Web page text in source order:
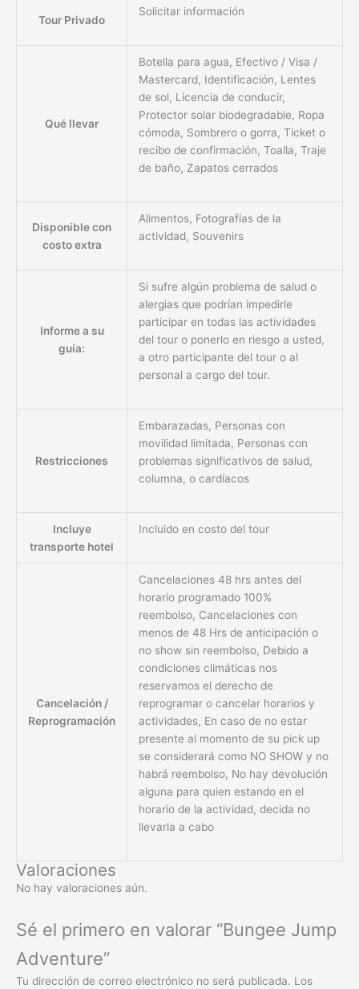
Tour Privado
Solicitar información
Qué llevar
Botella para agua, Efectivo / Visa /
Mastercard, Identificación, Lentes
de sol, Licencia de conducir,
Protector solar biodegradable, Ropa
cómoda, Sombrero o gorra, Ticket o
recibo de confirmación, Toalla, Traje
de baño, Zapatos cerrados
Disponible con
costo extra
Alimentos, Fotografías de la
actividad, Souvenirs
Informe a su
guía:
Si sufre algún problema de salud o
alergias que podrían impedirle
participar en todas las actividades
del tour o ponerlo en riesgo a usted,
a otro participante del tour o al
personal a cargo del tour.
Restricciones
Embarazadas, Personas con
movilidad limitada, Personas con
problemas significativos de salud,
columna, o cardíacos
Incluye
transporte hotel
Incluido en costo del tour
Cancelación /
Reprogramación
Cancelaciones 48 hrs antes del
horario programado 100%
reembolso, Cancelaciones con
menos de 48 Hrs de anticipación o
no show sin reembolso, Debido a
condiciones climáticas nos
reservamos el derecho de
reprogramar o cancelar horarios y
actividades, En caso de no estar
presente al momento de su pick up
se considerará como NO SHOW y no
habrá reembolso, No hay devolución
alguna para quien estando en el
horario de la actividad, decida no
llevarla a cabo
Valoraciones
No hay valoraciones aún.
Sé el primero en valorar “Bungee Jump
Adventure”
Tu dirección de correo electrónico no será publicada. Los